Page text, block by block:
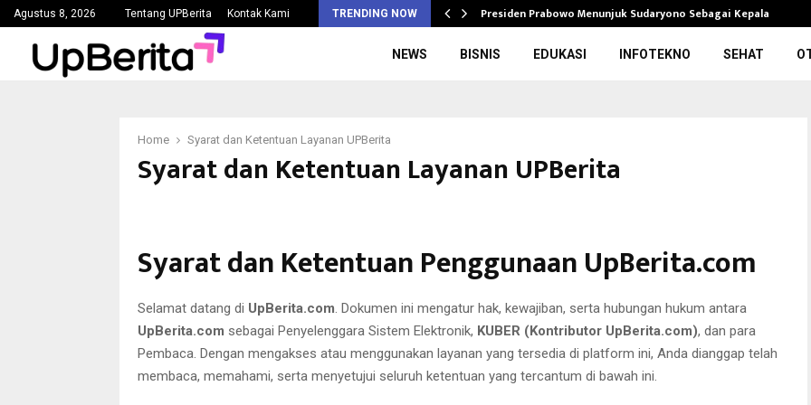
Agustus 8, 2026 Tentang UPBerita Kontak Kami TRENDING NOW
Kejaksaan Agung Tetapkan Lima Tersangka Korupsi Pengadaan… Presiden Prabowo Menunjuk Sudaryono Sebagai Kepala Badan…
NEWS BISNIS EDUKASI INFOTEKNO SEHAT
Home Syarat dan Ketentuan Layanan UPBerita
Syarat dan Ketentuan Layanan UPBerita
Syarat dan Ketentuan Penggunaan UpBerita.com
Selamat datang di UpBerita.com . Dokumen ini mengatur hak, kewajiban, serta hubungan hukum antara
UpBerita.com sebagai Penyelenggara Sistem Elektronik, KUBER (Kontributor UpBerita.com), dan para
Pembaca. Dengan mengakses atau menggunakan layanan yang tersedia di platform ini, Anda dianggap telah
membaca, memahami, serta menyetujui seluruh ketentuan yang tercantum di bawah ini.